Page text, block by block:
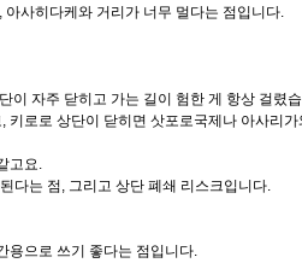
, 아사히다케와 거리가 너무 멀다는 점입니다.
이 자주 닫히고 가는 길이 험한 게 항상 걸렸
, 키로로 상단이 닫히면 삿포로국제나 아사리
고요.
다는 점 , 그리고 상단 폐쇄 리스크입니다.
용으로 쓰기 좋다는 점입니다.